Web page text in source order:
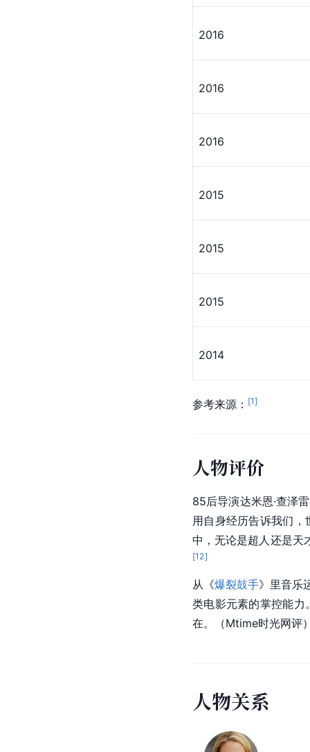
2016
2016
2016
2015
2015
2015
2014
参考来源： [1]
人物评价
85后导演达米恩·查泽
用自身经历告诉我们，
中，无论是超人还是天
[12]
从《爆裂鼓手》里音乐
类电影元素的掌控能力
在。（Mtime时光网评
人物关系